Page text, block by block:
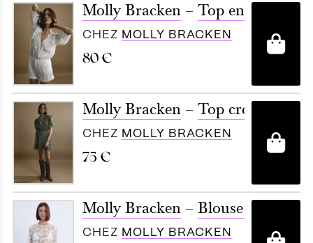
Molly Bracken– Top en dentelle
CHEZ MOLLY BRACKEN
80 €
Molly Bracken– Top crop
CHEZ MOLLY BRACKEN
75 €
Molly Bracken– Blouse large en
CHEZ MOLLY BRACKEN